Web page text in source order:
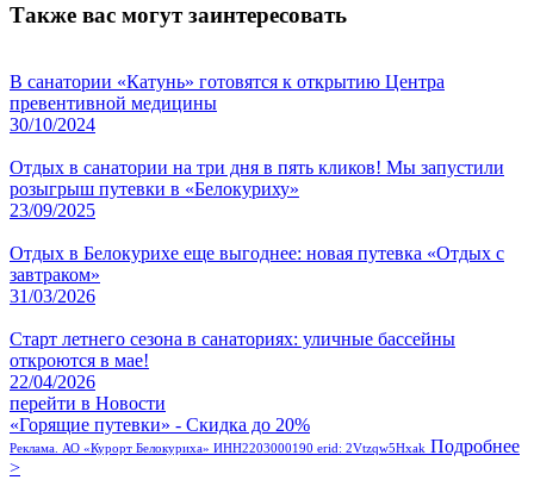
Также вас могут заинтересовать
В санатории «Катунь» готовятся к открытию Центра
превентивной медицины
30/10/2024
Отдых в санатории на три дня в пять кликов! Мы запустили
розыгрыш путевки в «Белокуриху»
23/09/2025
Отдых в Белокурихе еще выгоднее: новая путевка «Отдых с
завтраком»
31/03/2026
Старт летнего сезона в санаториях: уличные бассейны
откроются в мае!
22/04/2026
перейти в Новости
«Горящие путевки» - Скидка до 20%
Реклама. АО «Курорт Белокуриха» ИНН2203000190 erid: 2Vtzqw5Hxak Подробнее
>